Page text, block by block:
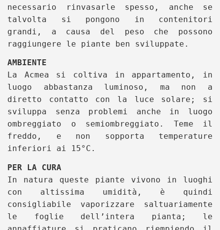
necessario rinvasarle spesso, anche se
talvolta si pongono in contenitori
grandi, a causa del peso che possono
raggiungere le piante ben sviluppate.
AMBIENTE
La Acmea si coltiva in appartamento, in
luogo abbastanza luminoso, ma non a
diretto contatto con la luce solare; si
sviluppa senza problemi anche in luogo
ombreggiato o semiombreggiato. Teme il
freddo, e non sopporta temperature
inferiori ai 15°C.
PER LA CURA
In natura queste piante vivono in luoghi
con altissima umidità, è quindi
consigliabile vaporizzare saltuariamente
le foglie dell’intera pianta; le